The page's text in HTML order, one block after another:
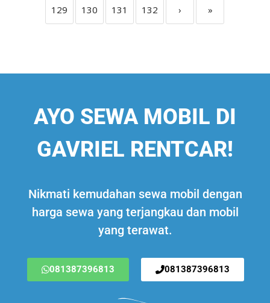
129 130 131 132 › »
AYO SEWA MOBIL DI
GAVRIEL RENTCAR!
Nikmati kemudahan sewa mobil dengan
harga sewa yang terjangkau dan mobil
yang terawat.
081387396813 081387396813